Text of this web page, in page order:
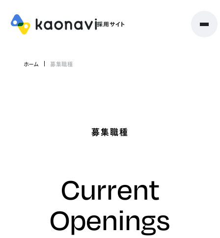
ホーム 募集職種
募集職種
Current
Openings